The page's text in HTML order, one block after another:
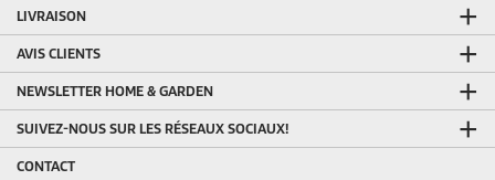
LIVRAISON
AVIS CLIENTS
NEWSLETTER HOME & GARDEN
SUIVEZ-NOUS SUR LES RÉSEAUX SOCIAUX!
CONTACT